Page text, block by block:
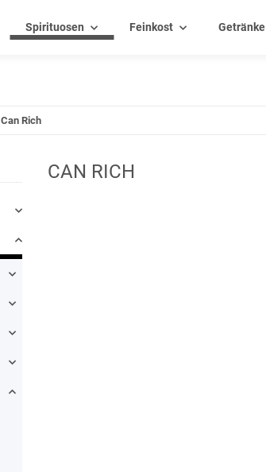
Spirituosen Feinkost Getränke
Can Rich
CAN RICH